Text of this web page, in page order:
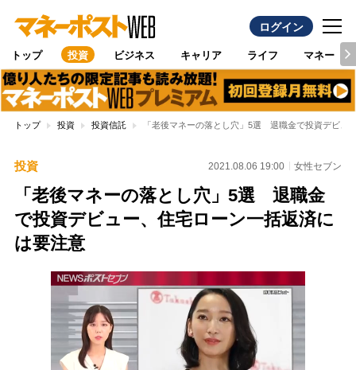
ログイン
トップ 投資 ビジネス キャリア ライフ マネー
トップ 投資 投資信託 「老後マネーの落とし穴」5選 退職金で投資デビュ
投資 2021.08.06 19:00 女性セブン
「老後マネーの落とし穴」5選 退職金
で投資デビュー、住宅ローン一括返済に
は要注意